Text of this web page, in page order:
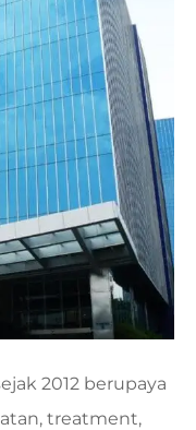
2012 berupaya
treatment,